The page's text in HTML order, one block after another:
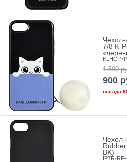
Чехол-
7/8 K-
1 500
900
выгода
Чехол-
BK)
IP7R-